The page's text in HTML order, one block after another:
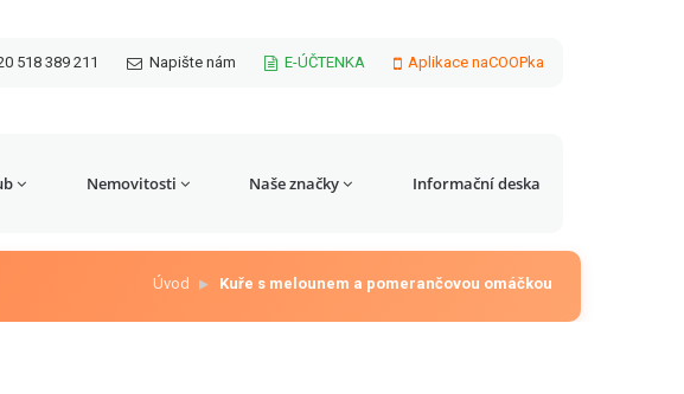
518 389 211 Napište nám E-ÚČTENKA Aplikace naCOOPka
Nemovitosti Naše značky Informační deska
Úvod Kuře s melounem a pomerančovou omáčkou